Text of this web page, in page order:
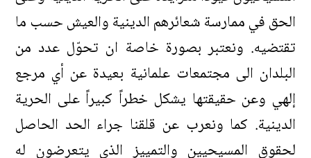
الحق في ممارسة شعائرهم الدينية والعيش حسب ما
تقتضيه. ونعتبر بصورة خاصة ان تحوّل عدد من
البلدان الى مجتمعات علمانية بعيدة عن أي مرجع
إلهي وعن حقيقتها يشكل خطراً كبيراً على الحرية
الدينية. كما ونعرب عن قلقنا جراء الحد الحاصل
لحقوق المسيحيين والتمييز الذي يتعرضون له